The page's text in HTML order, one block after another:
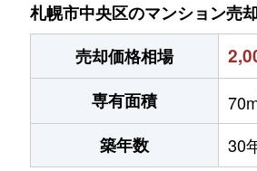
札幌市中央区のマンション売
売却価格相場
専有面積
築年数 30